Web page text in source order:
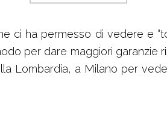
ci ha permesso di vedere e
per dare maggiori garanzie
Lombardia, a Milano per